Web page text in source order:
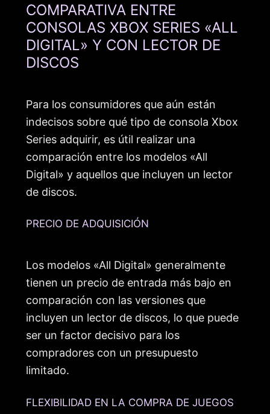
COMPARATIVA ENTRE
CONSOLAS XBOX SERIES «ALL
DIGITAL» Y CON LECTOR DE
DISCOS
Para los consumidores que aún están
indecisos sobre qué tipo de consola Xbox
Series adquirir, es útil realizar una
comparación entre los modelos «All
Digital» y aquellos que incluyen un lector
de discos.
PRECIO DE ADQUISICIÓN
Los modelos «All Digital» generalmente
tienen un precio de entrada más bajo en
comparación con las versiones que
incluyen un lector de discos, lo que puede
ser un factor decisivo para los
compradores con un presupuesto
limitado.
FLEXIBILIDAD EN LA COMPRA DE JUEGOS